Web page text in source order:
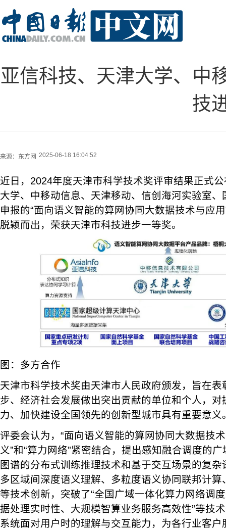
亚信科技、天津大学、中
技
来源： 东方网 2025-06-18 16:04:52
近日，2024年度天津市科学技术奖评审结果正式
大学、中移动信息、天津移动、信创海河实验室
申报的“面向语义智能的算网协同大数据技术与应
脱颖而出，荣获天津市科技进步一等奖。
图：多方合作
天津市科学技术奖由天津市人民政府颁发，旨在
步、经济社会发展做出突出贡献的单位和个人，
力、加快建设全国领先的创新型城市具有重要意义
评委会认为，“面向语义智能的算网协同大数据技
义”和“算力网络”紧密结合，提出感知融合调度的
图谱的分布式训练推理技术和基于交互场景的复
多区域间深度语义理解、多粒度语义协同联邦计
等技术创新，突破了“全国广域一体化算力网络调
据处理实时性、大规模智算业务服务高效性”等技
系统面对用户时的理解与交互能力，为各行业客